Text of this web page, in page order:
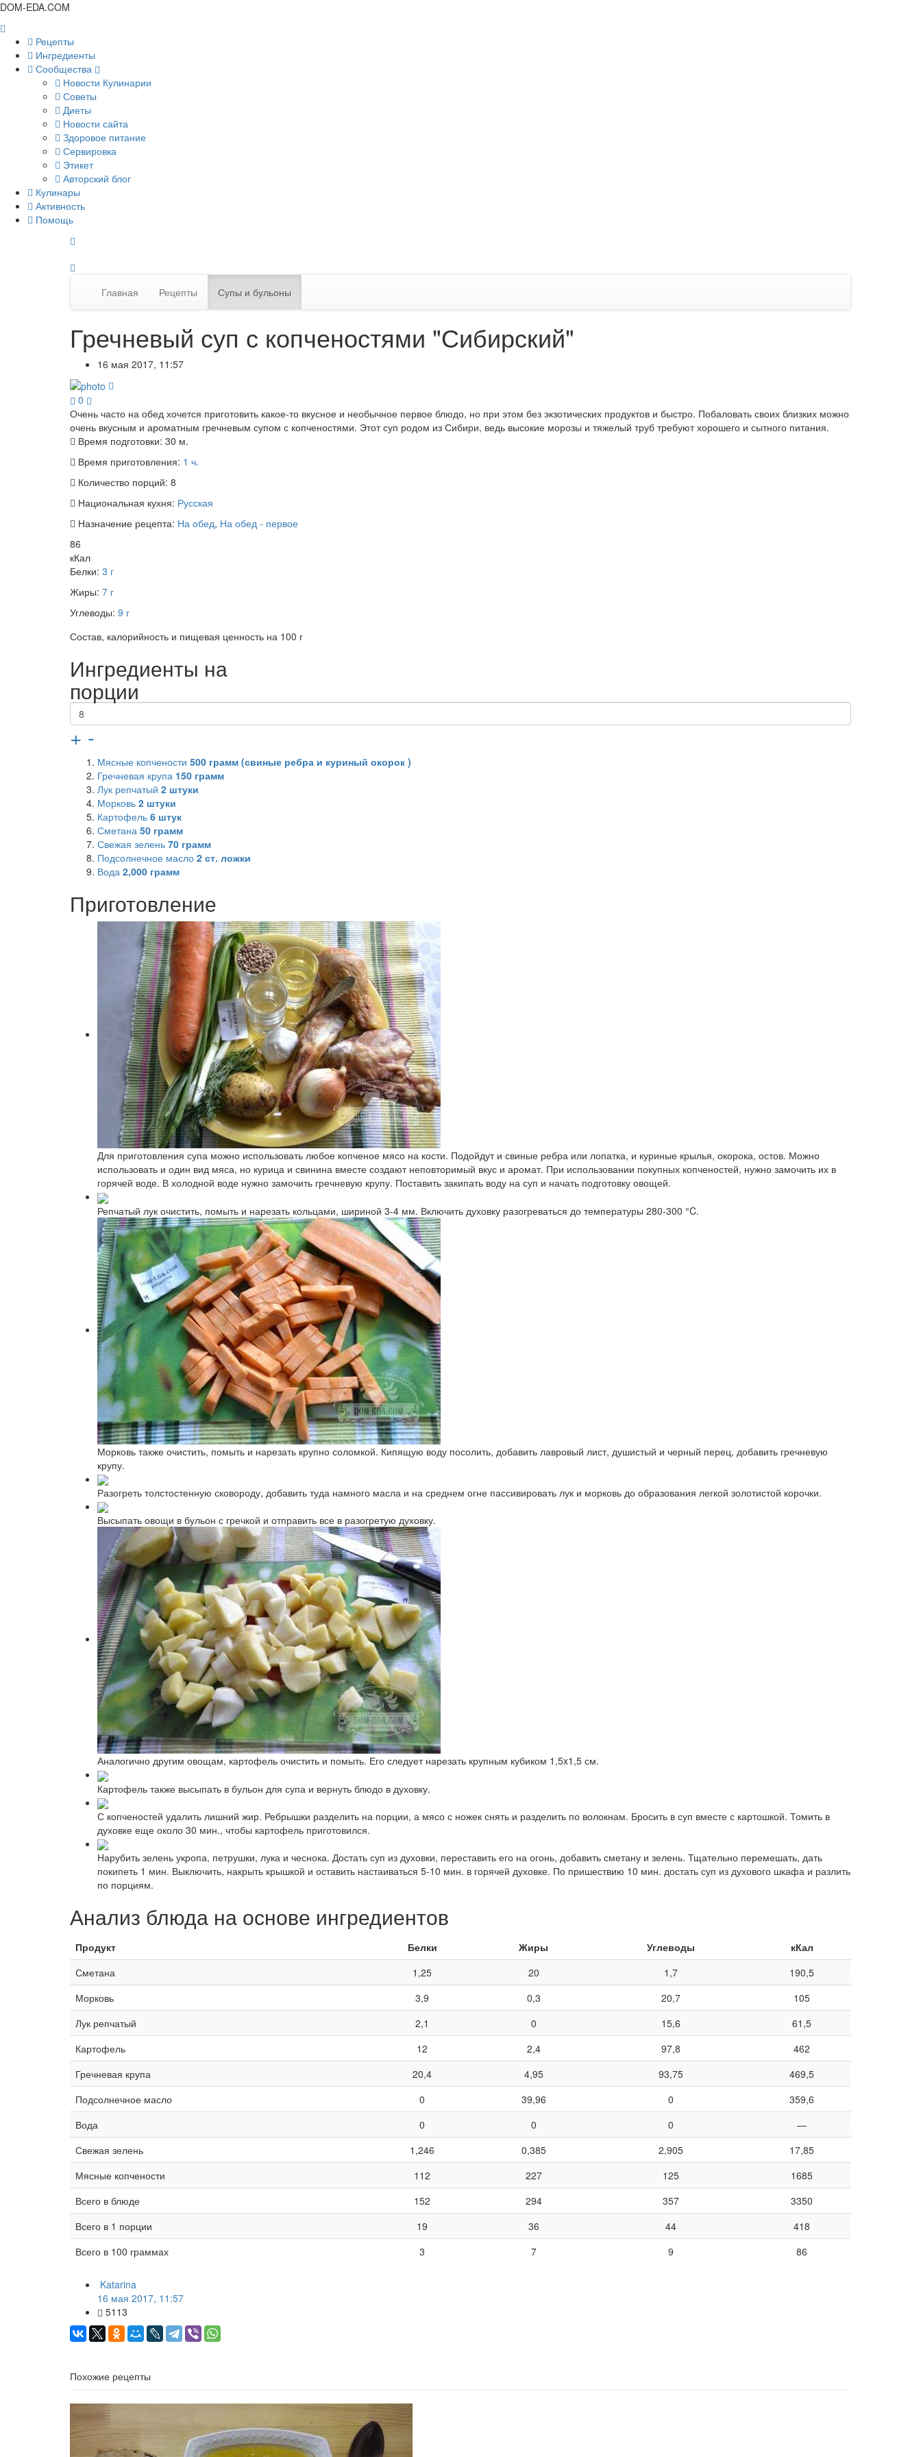
DOM-EDA.COM
Рецепты
Ингредиенты
Сообщества
Новости Кулинарии
Советы
Диеты
Новости сайта
Здоровое питание
Сервировка
Этикет
Авторский блог
Кулинары
Активность
Помощь
Главная Рецепты Супы и бульоны
Гречневый суп с копченостями "Сибирский"
16 мая 2017, 11:57
0
Очень часто на обед хочется приготовить какое-то вкусное и необычное первое блюдо, но при этом без экзотических продуктов и быстро. Побаловать своих близких можно
очень вкусным и ароматным гречневым супом с копченостями. Этот суп родом из Сибири, ведь высокие морозы и тяжелый труб требуют хорошего и сытного питания.
Время подготовки: 30 м.
Время приготовления: 1 ч.
Количество порций: 8
Национальная кухня: Русская
Назначение рецепта: На обед, На обед - первое
86
кКал
Белки: 3 г
Жиры: 7 г
Углеводы: 9 г
Состав, калорийность и пищевая ценность на 100 г
Ингредиенты на
порции
+ -
Мясные копчености 500 грамм (свиные ребра и куриный окорок )
Гречневая крупа 150 грамм
Лук репчатый 2 штуки
Морковь 2 штуки
Картофель 6 штук
Сметана 50 грамм
Свежая зелень 70 грамм
Подсолнечное масло 2 ст. ложки
Вода 2,000 грамм
Приготовление
Для приготовления супа можно использовать любое копченое мясо на кости. Подойдут и свиные ребра или лопатка, и куриные крылья, окорока, остов. Можно
использовать и один вид мяса, но курица и свинина вместе создают неповторимый вкус и аромат. При использовании покупных копченостей, нужно замочить их в
горячей воде. В холодной воде нужно замочить гречневую крупу. Поставить закипать воду на суп и начать подготовку овощей.
Репчатый лук очистить, помыть и нарезать кольцами, шириной 3-4 мм. Включить духовку разогреваться до температуры 280-300 °C.
Морковь также очистить, помыть и нарезать крупно соломкой. Кипящую воду посолить, добавить лавровый лист, душистый и черный перец, добавить гречневую
крупу.
Разогреть толстостенную сковороду, добавить туда намного масла и на среднем огне пассивировать лук и морковь до образования легкой золотистой корочки.
Высыпать овощи в бульон с гречкой и отправить все в разогретую духовку.
Аналогично другим овощам, картофель очистить и помыть. Его следует нарезать крупным кубиком 1,5x1,5 см.
Картофель также высыпать в бульон для супа и вернуть блюдо в духовку.
С копченостей удалить лишний жир. Ребрышки разделить на порции, а мясо с ножек снять и разделить по волокнам. Бросить в суп вместе с картошкой. Томить в
духовке еще около 30 мин., чтобы картофель приготовился.
Нарубить зелень укропа, петрушки, лука и чеснока. Достать суп из духовки, переставить его на огонь, добавить сметану и зелень. Тщательно перемешать, дать
покипеть 1 мин. Выключить, накрыть крышкой и оставить настаиваться 5-10 мин. в горячей духовке. По пришествию 10 мин. достать суп из духового шкафа и разлить
по порциям.
Анализ блюда на основе ингредиентов
Продукт Белки Жиры Углеводы
кКал
Сметана
1,25 20 1,7
190,5
Морковь
3,9 0,3 20,7
105
Лук репчатый
2,1 0 15,6
61,5
Картофель
12 2,4 97,8
462
Гречневая крупа
20,4 4,95 93,75
469,5
Подсолнечное масло
0 39,96 0
359,6
Вода
0 0 0
—
Свежая зелень
1,246 0,385 2,905
17,85
Мясные копчености
112 227 125
1685
Всего в блюде
152 294 357
3350
Всего в 1 порции
19 36 44
418
Всего в 100 граммах
3 7 9 86
Katarina
16 мая 2017, 11:57
5113
Похожие рецепты